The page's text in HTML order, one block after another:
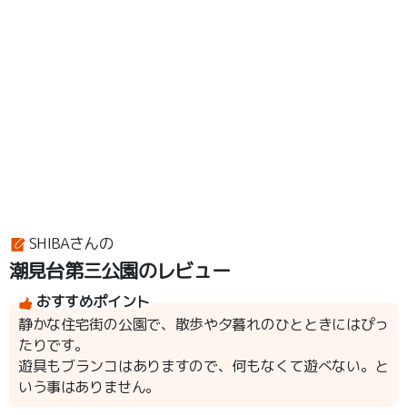
SHIBAさんの
潮見台第三公園のレビュー
おすすめポイント
静かな住宅街の公園で、散歩や夕暮れのひとときにはぴっ
たりです。
遊具もブランコはありますので、何もなくて遊べない。と
いう事はありません。